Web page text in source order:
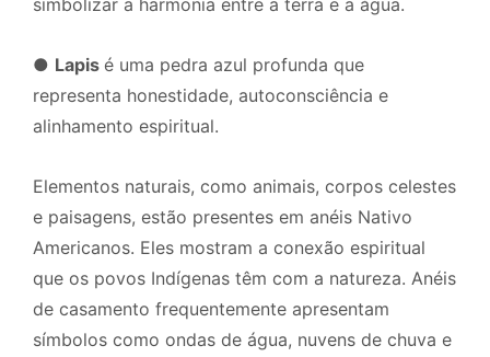
● Lapis é uma pedra azul profunda que
representa honestidade, autoconsciência e
alinhamento espiritual.
Elementos naturais, como animais, corpos celestes
e paisagens, estão presentes em anéis Nativo
Americanos. Eles mostram a conexão espiritual
que os povos Indígenas têm com a natureza. Anéis
de casamento frequentemente apresentam
símbolos como ondas de água, nuvens de chuva e